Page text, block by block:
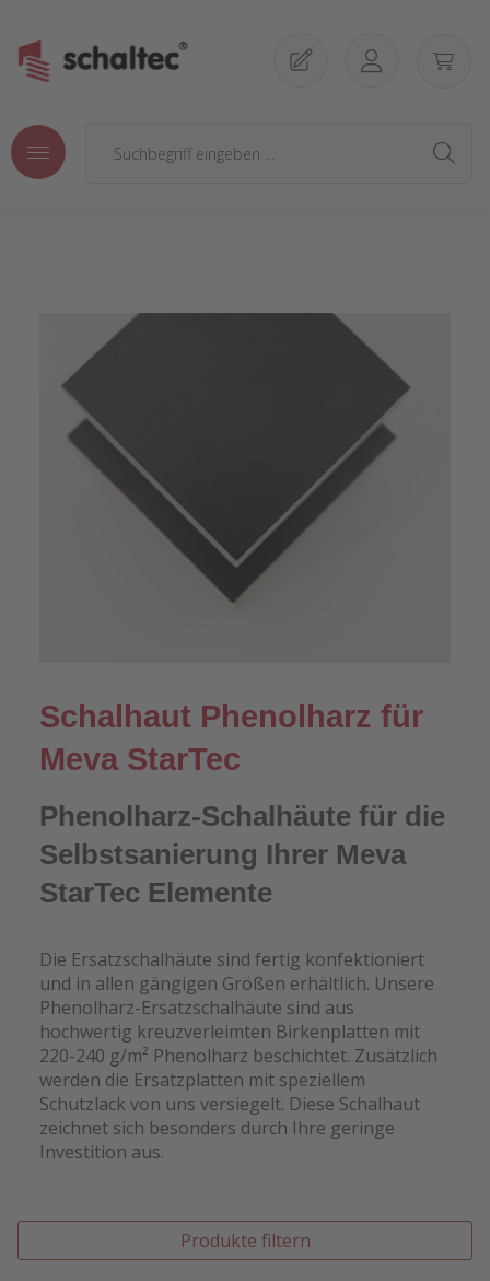
Schalhaut Phenolharz für
Meva StarTec
Phenolharz-Schalhäute für die
Selbstsanierung Ihrer Meva
StarTec Elemente
Die Ersatzschalhäute sind fertig konfektioniert
und in allen gängigen Größen erhältlich. Unsere
Phenolharz-Ersatzschalhäute sind aus
hochwertig kreuzverleimten Birkenplatten mit
220-240 g/m² Phenolharz beschichtet. Zusätzlich
werden die Ersatzplatten mit speziellem
Schutzlack von uns versiegelt. Diese Schalhaut
zeichnet sich besonders durch Ihre geringe
Investition aus.
Produkte filtern